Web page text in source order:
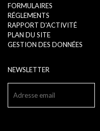
FORMULAIRES
RÉGLEMENTS
RAPPORT D'ACTIVITÉ
PLAN DU SITE
GESTION DES DONNÉES
NEWSLETTER